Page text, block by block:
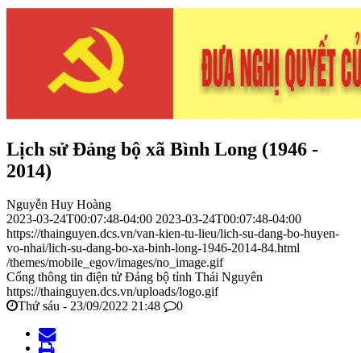
Lịch sử Đảng bộ xã Bình Long (1946 -
2014)
Nguyễn Huy Hoàng
2023-03-24T00:07:48-04:00 2023-03-24T00:07:48-04:00
https://thainguyen.dcs.vn/van-kien-tu-lieu/lich-su-dang-bo-huyen-
vo-nhai/lich-su-dang-bo-xa-binh-long-1946-2014-84.html
/themes/mobile_egov/images/no_image.gif
Cổng thông tin điện tử Đảng bộ tỉnh Thái Nguyên
https://thainguyen.dcs.vn/uploads/logo.gif
Thứ sáu - 23/09/2022 21:48
0